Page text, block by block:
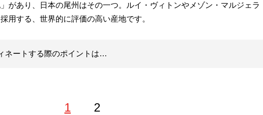
があり、日本の尾州はその一つ。ルイ・ヴィトンやメゾン・マルジェラ
用する、世界的に評価の高い産地です。
ネートする際のポイントは…
1 2